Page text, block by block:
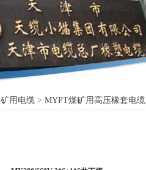
矿用电缆 > MYPT煤矿用高压橡套电缆